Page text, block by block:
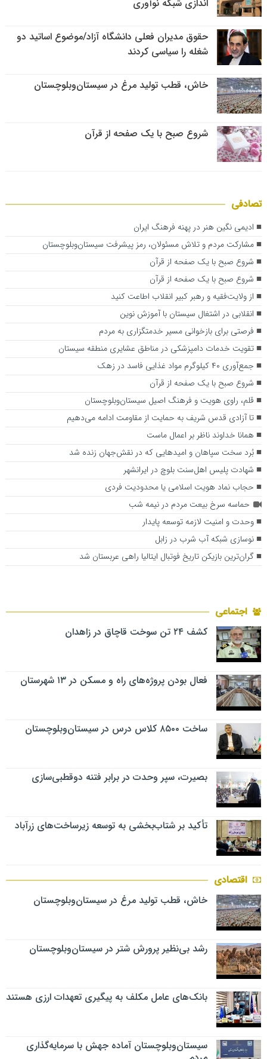
اندازی شبکه نوآوری
حقوق مدیران فعلی دانشگاه آزاد/موضوع اساتید دو
شغله را سیاسی کردند
خاش، قطب تولید مرغ در سیستان‌وبلوچستان
شروع صبح با یک صفحه از قرآن
تصادفی
ادیمی نگین هنر در پهنه فرهنگ ایران
مشارکت مردم و تلاش مسئولان، رمز پیشرفت سیستان‌وبلوچستان
شروع صبح با یک صفحه از قرآن
شروع صبح با یک صفحه از قرآن
از ولایت‌فقیه و رهبر کبیر انقلاب اطاعت کنید
انقلابی در اشتغال سیستان با آموزش نوین
فرصتی برای بازخوانی مسیر خدمتگزاری به مردم
تقویت خدمات دامپزشکی در مناطق عشایری منطقه سیستان
جمع‌آوری ۴۰ کیلوگرم مواد غذایی فاسد در زهک
شروع صبح با یک صفحه از قرآن
قلم، راوی هویت و فرهنگ اصیل سیستان‌وبلوچستان
تا آزادی قدس شریف به حمایت از مقاومت ادامه می‌دهیم
همانا خداوند ناظر بر اعمال ماست
بُرد سخت سپاهان و امیدهایی که در نقش‌جهان زنده شد
شهادت پلیس اهل‌سنت بلوچ در ایرانشهر
حجاب نماد هویت اسلامی یا محدودیت فردی
حماسه سرخ بیعت مردم در نیمه شب
وحدت و امنیت لازمه توسعه پایدار
نوسازی شبکه آب شرب در زابل
گران‌ترین بازیکن تاریخ فوتبال ایتالیا راهی عربستان شد
اجتماعی
کشف ۲۴ تن سوخت قاچاق در زاهدان
فعال بودن پروژه‌های راه و مسکن در ۱۳ شهرستان
ساخت ۸۵۰۰ کلاس درس در سیستان‌وبلوچستان
بصیرت، سپر وحدت در برابر فتنه دوقطبی‌سازی
تأکید بر شتاب‌بخشی به توسعه زیرساخت‌های زرآباد
اقتصادی
خاش، قطب تولید مرغ در سیستان‌وبلوچستان
رشد بی‌نظیر پرورش شتر در سیستان‌وبلوچستان
بانک‌های عامل مکلف به پیگیری تعهدات ارزی هستند
سیستان‌وبلوچستان آماده جهش با سرمایه‌گذاری